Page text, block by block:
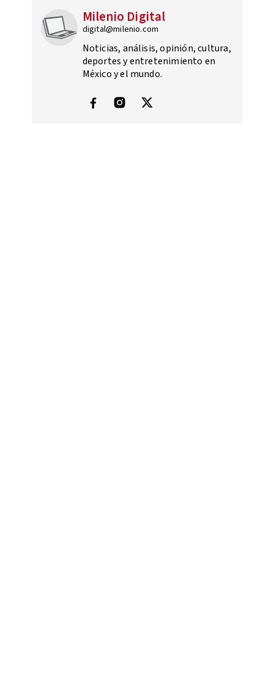
Milenio Digital
digital@milenio.com
Noticias, análisis, opinión, cultura,
deportes y entretenimiento en
México y el mundo.